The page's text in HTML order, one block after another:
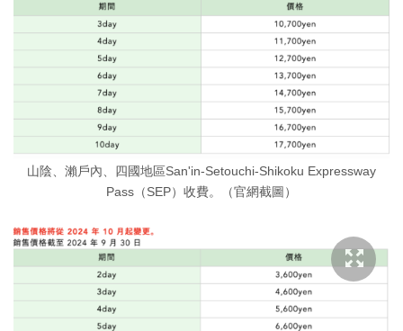
山陰、瀨戶內、四國地區San'in-Setouchi-Shikoku Expressway
Pass（SEP）收費。（官網截圖）